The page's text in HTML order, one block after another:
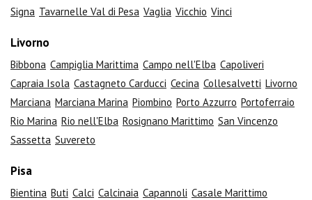
Signa Tavarnelle Val di Pesa Vaglia Vicchio Vinci
Livorno
Bibbona Campiglia Marittima Campo nell'Elba Capoliveri
Capraia Isola Castagneto Carducci Cecina Collesalvetti Livorno
Marciana Marciana Marina Piombino Porto Azzurro Portoferraio
Rio Marina Rio nell'Elba Rosignano Marittimo San Vincenzo
Sassetta Suvereto
Pisa
Bientina Buti Calci Calcinaia Capannoli Casale Marittimo